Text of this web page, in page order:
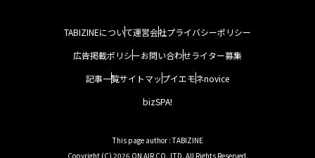
TABIZINEについて運営会社プライバシーポリシー
広告掲載ポリシーお問い合わせライター募集
記事一覧サイトマップイエモネnovice
bizSPA!
This page author : TABIZINE
Copyright (C) 2026 ON AIR CO.,LTD. All Rights Reserved.